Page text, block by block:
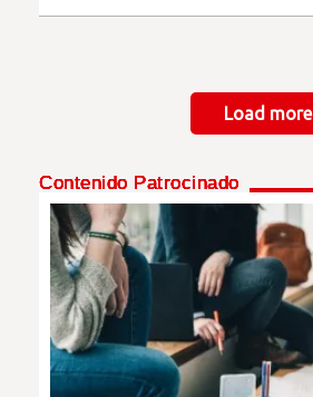
Load more
Contenido Patrocinado